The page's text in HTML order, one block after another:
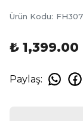
Ürün Kodu:
₺ 1,399.00
Paylaş: